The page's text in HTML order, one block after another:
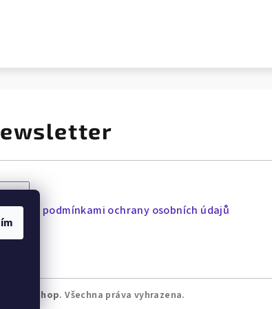
s podmínkami ochrany osobních údajů
e-shop. Všechna práva vyhrazena.